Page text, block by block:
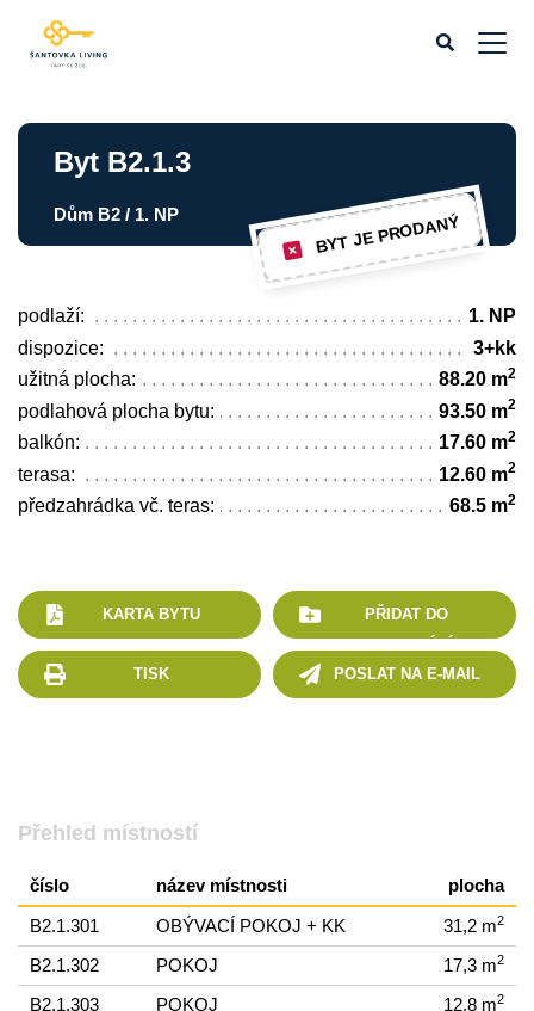
Byt B2.1.3
Dům B2 / 1. NP BYT JE PRODANÝ
podlaží:
1. NP
dispozice:
3+kk
užitná plocha:
88.20 m2
podlahová plocha bytu: 93.50 m2
balkón: 17.60 m2
terasa: 12.60 m2
předzahrádka vč. teras: 68.5 m2
KARTA BYTU
PŘIDAT DO
TISK
POSLAT NA E-MAIL
Přehled místností
číslo název místnosti plocha
B2.1.301 OBÝVACÍ POKOJ + KK 31,2 m2
B2.1.302 POKOJ 17,3 m2
B2.1.303 POKOJ 12,8 m2